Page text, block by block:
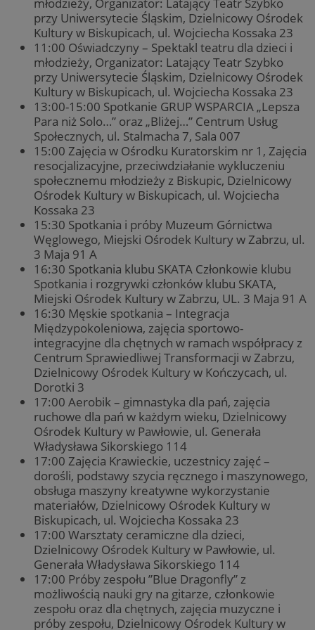
młodzieży, Organizator: Latający Teatr Szybko
przy Uniwersytecie Śląskim, Dzielnicowy Ośrodek
Kultury w Biskupicach, ul. Wojciecha Kossaka 23
11:00 Oświadczyny – Spektakl teatru dla dzieci i
młodzieży, Organizator: Latający Teatr Szybko
przy Uniwersytecie Śląskim, Dzielnicowy Ośrodek
Kultury w Biskupicach, ul. Wojciecha Kossaka 23
13:00-15:00 Spotkanie GRUP WSPARCIA „Lepsza
Para niż Solo…” oraz „Bliżej…” Centrum Usług
Społecznych, ul. Stalmacha 7, Sala 007
15:00 Zajęcia w Ośrodku Kuratorskim nr 1, Zajęcia
resocjalizacyjne, przeciwdziałanie wykluczeniu
społecznemu młodzieży z Biskupic, Dzielnicowy
Ośrodek Kultury w Biskupicach, ul. Wojciecha
Kossaka 23
15:30 Spotkania i próby Muzeum Górnictwa
Węglowego, Miejski Ośrodek Kultury w Zabrzu, ul.
3 Maja 91 A
16:30 Spotkania klubu SKATA Członkowie klubu
Spotkania i rozgrywki członków klubu SKATA,
Miejski Ośrodek Kultury w Zabrzu, UL. 3 Maja 91 A
16:30 Męskie spotkania – Integracja
Międzypokoleniowa, zajęcia sportowo-
integracyjne dla chętnych w ramach współpracy z
Centrum Sprawiedliwej Transformacji w Zabrzu,
Dzielnicowy Ośrodek Kultury w Kończycach, ul.
Dorotki 3
17:00 Aerobik – gimnastyka dla pań, zajęcia
ruchowe dla pań w każdym wieku, Dzielnicowy
Ośrodek Kultury w Pawłowie, ul. Generała
Władysława Sikorskiego 114
17:00 Zajęcia Krawieckie, uczestnicy zajęć –
dorośli, podstawy szycia ręcznego i maszynowego,
obsługa maszyny kreatywne wykorzystanie
materiałów, Dzielnicowy Ośrodek Kultury w
Biskupicach, ul. Wojciecha Kossaka 23
17:00 Warsztaty ceramiczne dla dzieci,
Dzielnicowy Ośrodek Kultury w Pawłowie, ul.
Generała Władysława Sikorskiego 114
17:00 Próby zespołu ”Blue Dragonfly” z
możliwością nauki gry na gitarze, członkowie
zespołu oraz dla chętnych, zajęcia muzyczne i
próby zespołu, Dzielnicowy Ośrodek Kultury w